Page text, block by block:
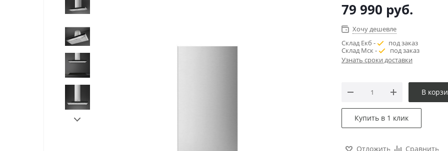
79 990 руб.
Хочу дешевле
Склад Екб -
под заказ
Склад Мск -
под заказ
Узнать сроки доставки
В
Купить в 1 клик
Отложить Сравнить